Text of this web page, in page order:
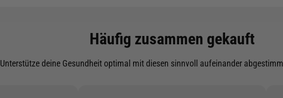
Häufig zusammen gekauft
Unterstütze deine Gesundheit optimal mit diesen sinnvoll aufeinander